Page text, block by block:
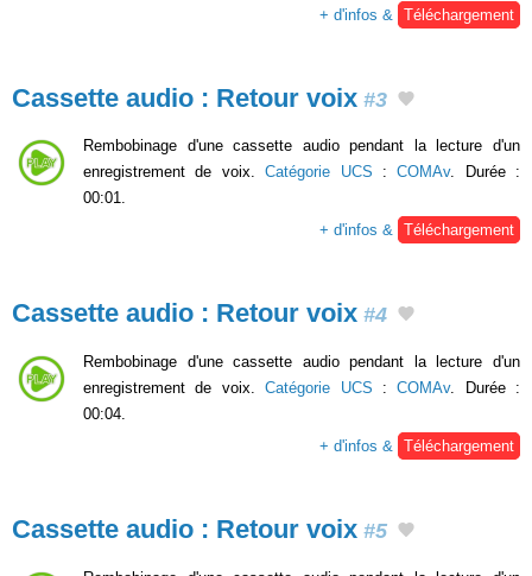
+ d'infos & Téléchargement
Cassette audio : Retour voix #3
Rembobinage d'une cassette audio pendant la lecture d'un
enregistrement de voix.Catégorie UCS :COMAv. Durée :
00:01.
+ d'infos & Téléchargement
Cassette audio : Retour voix #4
Rembobinage d'une cassette audio pendant la lecture d'un
enregistrement de voix.Catégorie UCS :COMAv. Durée :
00:04.
+ d'infos & Téléchargement
Cassette audio : Retour voix #5